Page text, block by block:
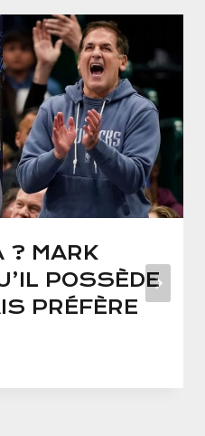
? MARK
POSSÈDE
PRÉFÈRE